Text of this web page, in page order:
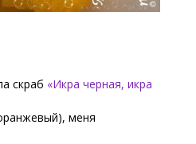
скраб «Икра черная, икра
меня